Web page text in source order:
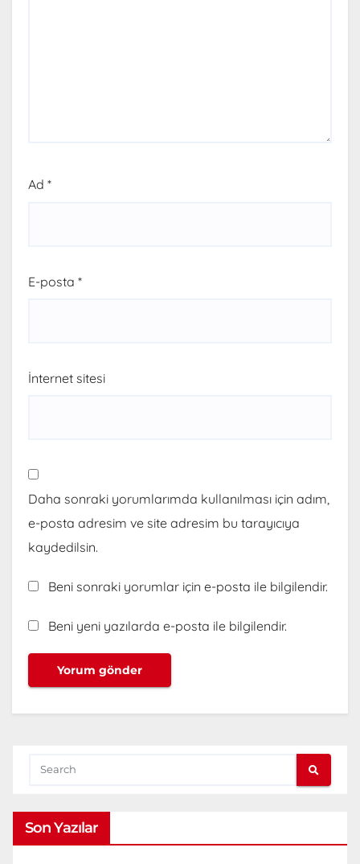
Ad *
E-posta *
İnternet sitesi
Daha sonraki yorumlarımda kullanılması için adım,
e-posta adresim ve site adresim bu tarayıcıya
kaydedilsin.
Beni sonraki yorumlar için e-posta ile bilgilendir.
Beni yeni yazılarda e-posta ile bilgilendir.
Son Yazılar